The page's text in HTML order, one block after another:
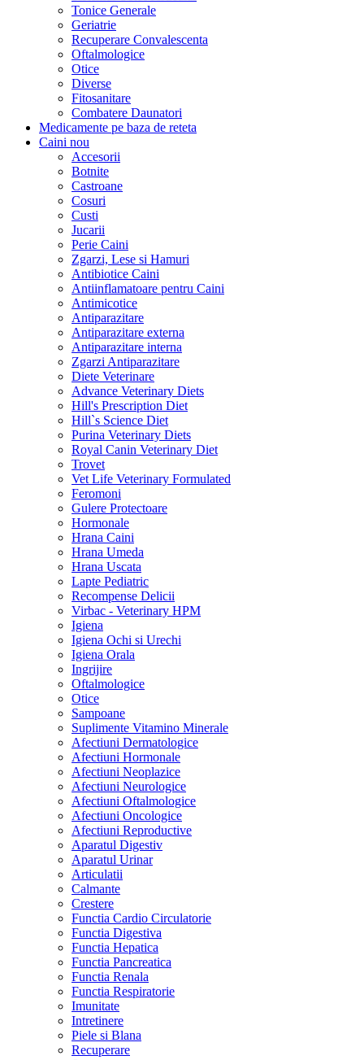
Tonice Generale
Geriatrie
Recuperare Convalescenta
Oftalmologice
Otice
Diverse
Fitosanitare
Combatere Daunatori
Medicamente pe baza de reteta
Caini nou
Accesorii
Botnite
Castroane
Cosuri
Custi
Jucarii
Perie Caini
Zgarzi, Lese si Hamuri
Antibiotice Caini
Antiinflamatoare pentru Caini
Antimicotice
Antiparazitare
Antiparazitare externa
Antiparazitare interna
Zgarzi Antiparazitare
Diete Veterinare
Advance Veterinary Diets
Hill's Prescription Diet
Hill`s Science Diet
Purina Veterinary Diets
Royal Canin Veterinary Diet
Trovet
Vet Life Veterinary Formulated
Feromoni
Gulere Protectoare
Hormonale
Hrana Caini
Hrana Umeda
Hrana Uscata
Lapte Pediatric
Recompense Delicii
Virbac - Veterinary HPM
Igiena
Igiena Ochi si Urechi
Igiena Orala
Ingrijire
Oftalmologice
Otice
Sampoane
Suplimente Vitamino Minerale
Afectiuni Dermatologice
Afectiuni Hormonale
Afectiuni Neoplazice
Afectiuni Neurologice
Afectiuni Oftalmologice
Afectiuni Oncologice
Afectiuni Reproductive
Aparatul Digestiv
Aparatul Urinar
Articulatii
Calmante
Crestere
Functia Cardio Circulatorie
Functia Digestiva
Functia Hepatica
Functia Pancreatica
Functia Renala
Functia Respiratorie
Imunitate
Intretinere
Piele si Blana
Recuperare